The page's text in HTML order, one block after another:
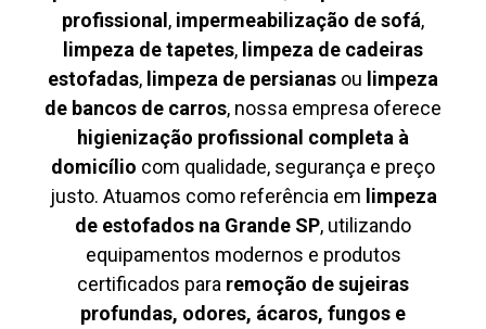
profissional , impermeabilização de sofá,
limpeza de tapetes, limpeza de cadeiras
estofadas, limpeza de persianas ou limpeza
de bancos de carros, nossa empresa oferece
higienização profissional completa à
domicílio com qualidade, segurança e preço
justo. Atuamos como referência em limpeza
de estofados na Grande SP, utilizando
equipamentos modernos e produtos
certificados para remoção de sujeiras
profundas, odores, ácaros, fungos e